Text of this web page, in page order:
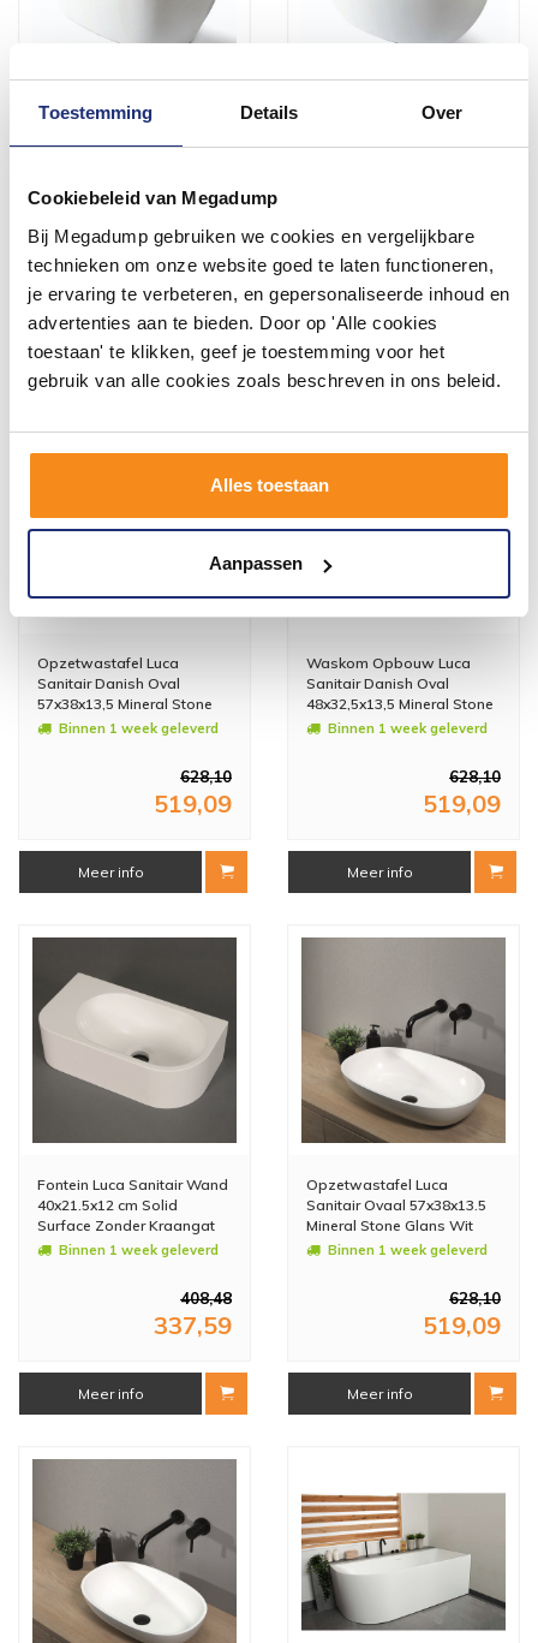
Toestemming Details Over
Cookiebeleid van Megadump
Bij Megadump gebruiken we cookies en vergelijkbare
technieken om onze website goed te laten functioneren,
je ervaring te verbeteren, en gepersonaliseerde inhoud en
advertenties aan te bieden. Door op 'Alle cookies
toestaan' te klikken, geef je toestemming voor het
gebruik van alle cookies zoals beschreven in ons beleid.
Alles toestaan
Aanpassen
Afvoerset Glans Wit
6-8 weken
2.671,98
2.359,50
Meer info
2.722,50
Meer info
Opzetwastafel Luca
Sanitair Danish Oval
57x38x13,5 Mineral Stone
Glans wit OP=OP
Binnen 1 week geleverd
628,10
519,09
Meer info
Waskom Opbouw Luca
Sanitair Danish Oval
48x32,5x13,5 Mineral Stone
Glans Wit OP=OP
Binnen 1 week geleverd
628,10
519,09
Meer info
Fontein Luca Sanitair Wand
40x21.5x12 cm Solid
Surface Zonder Kraangat
Mat Wit Links
Binnen 1 week geleverd
408,48
337,59
Meer info
Opzetwastafel Luca
Sanitair Ovaal 57x38x13.5
Mineral Stone Glans Wit
Binnen 1 week geleverd
628,10
519,09
Meer info